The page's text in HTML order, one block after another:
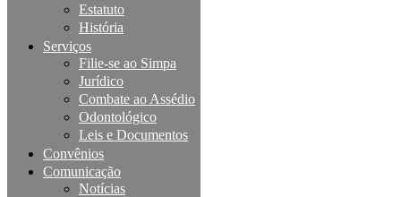
Estatuto
História
Serviços
Filie-se ao Simpa
Jurídico
Combate ao Assédio
Odontológico
Leis e Documentos
Convênios
Comunicação
Notícias